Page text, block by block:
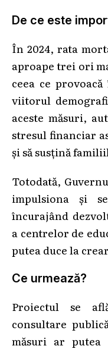
De ce este
În 2024, rata
aproape trei ori
ceea ce
viitorul
aceste măsuri,
stresul financiar
și să susțină
Totodată,
impulsiona și
încurajând
a centrelor de
putea duce la
Ce urmează?
Proiectul se
consultare
măsuri ar